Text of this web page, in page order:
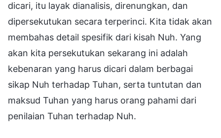
dicari, itu layak dianalisis, direnungkan, dan
dipersekutukan secara terperinci. Kita tidak akan
membahas detail spesifik dari kisah Nuh. Yang
akan kita persekutukan sekarang ini adalah
kebenaran yang harus dicari dalam berbagai
sikap Nuh terhadap Tuhan, serta tuntutan dan
maksud Tuhan yang harus orang pahami dari
penilaian Tuhan terhadap Nuh.